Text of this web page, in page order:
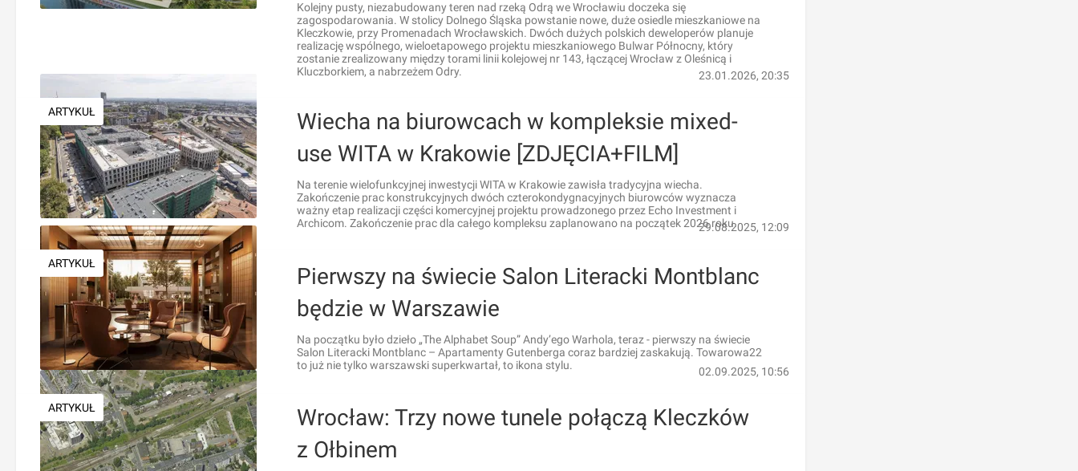
Kolejny pusty, niezabudowany teren nad rzeką Odrą we Wrocławiu doczeka się
zagospodarowania. W stolicy Dolnego Śląska powstanie nowe, duże osiedle mieszkaniowe na
Kleczkowie, przy Promenadach Wrocławskich. Dwóch dużych polskich deweloperów planuje
realizację wspólnego, wieloetapowego projektu mieszkaniowego Bulwar Północny, który
zostanie zrealizowany między torami linii kolejowej nr 143, łączącej Wrocław z Oleśnicą i
Kluczborkiem, a nabrzeżem Odry.
23.01.2026, 20:35
ARTYKUŁ
Wiecha na biurowcach w kompleksie mixed-
use WITA w Krakowie [ZDJĘCIA+FILM]
Na terenie wielofunkcyjnej inwestycji WITA w Krakowie zawisła tradycyjna wiecha.
Zakończenie prac konstrukcyjnych dwóch czterokondygnacyjnych biurowców wyznacza
ważny etap realizacji części komercyjnej projektu prowadzonego przez Echo Investment i
Archicom. Zakończenie prac dla całego kompleksu zaplanowano na początek 2026 roku.29.08.2025, 12:09
ARTYKUŁ
Pierwszy na świecie Salon Literacki Montblanc
będzie w Warszawie
Na początku było dzieło „The Alphabet Soup” Andy’ego Warhola, teraz - pierwszy na świecie
Salon Literacki Montblanc – Apartamenty Gutenberga coraz bardziej zaskakują. Towarowa22
to już nie tylko warszawski superkwartał, to ikona stylu.
02.09.2025, 10:56
ARTYKUŁ
Wrocław: Trzy nowe tunele połączą Kleczków
z Ołbinem